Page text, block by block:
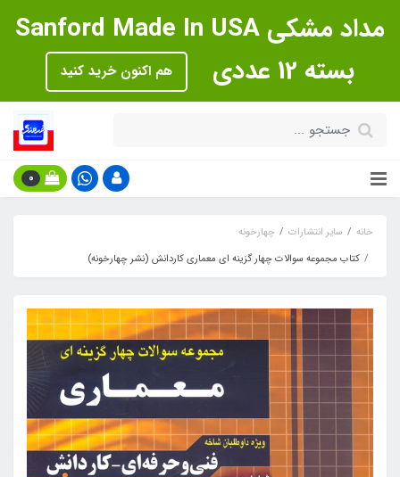
مداد مشکی Sanford Made In USA
بسته 12 عددی
هم اکنون خرید کنید
0
خانه سایر انتشارات
چهارخونه
کتاب مجموعه سوالات چهار گزینه ای معماری کاردانش (نشر چهارخونه)